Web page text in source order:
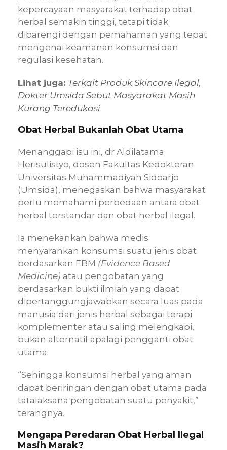
kepercayaan masyarakat terhadap obat
herbal semakin tinggi, tetapi tidak
dibarengi dengan pemahaman yang tepat
mengenai keamanan konsumsi dan
regulasi kesehatan.
Lihat juga: Terkait Produk Skincare Ilegal,
Dokter Umsida Sebut Masyarakat Masih
Kurang Teredukasi
Obat Herbal Bukanlah Obat Utama
Menanggapi isu ini, dr Aldilatama
Herisulistyo, dosen Fakultas Kedokteran
Universitas Muhammadiyah Sidoarjo
(Umsida), menegaskan bahwa masyarakat
perlu memahami perbedaan antara obat
herbal terstandar dan obat herbal ilegal.
Ia menekankan bahwa medis
menyarankan konsumsi suatu jenis obat
berdasarkan EBM (Evidence Based
Medicine) atau pengobatan yang
berdasarkan bukti ilmiah yang dapat
dipertanggungjawabkan secara luas pada
manusia dari jenis herbal sebagai terapi
komplementer atau saling melengkapi,
bukan alternatif apalagi pengganti obat
utama.
“Sehingga konsumsi herbal yang aman
dapat beriringan dengan obat utama pada
tatalaksana pengobatan suatu penyakit,”
terangnya.
Mengapa Peredaran Obat Herbal Ilegal
Masih Marak?